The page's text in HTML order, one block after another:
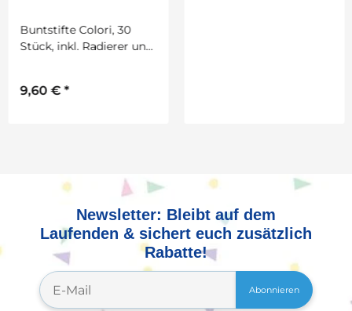
Buntstifte Colori, 30
Stück, inkl. Radierer und
9,60 €*
Newsletter: Bleibt auf dem
Laufenden & sichert euch zusätzlich
Rabatte!
Abonnieren